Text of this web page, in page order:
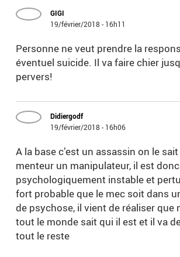
GIGI
19/février/2018 - 16h11
Personne ne veut prendre la
éventuel suicide. Il va faire chier
pervers!
Didiergodf
19/février/2018 - 16h06
A la base c’est un assassin on le
menteur un manipulateur, il est
psychologiquement instable et
fort probable que le mec soit dans
de psychose, il vient de réaliser que
tout le monde sait qui il est et il va
tout le reste